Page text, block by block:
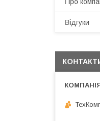
Відгуки